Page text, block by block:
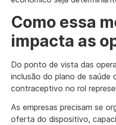
Como essa
impacta as
Do ponto de vista das
inclusão do plano de saúde
contraceptivo no rol
As empresas precisam se
oferta do dispositivo,